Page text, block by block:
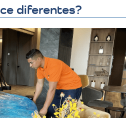
diferentes?